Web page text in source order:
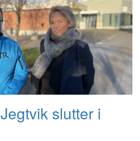
Jegtvik slutter i